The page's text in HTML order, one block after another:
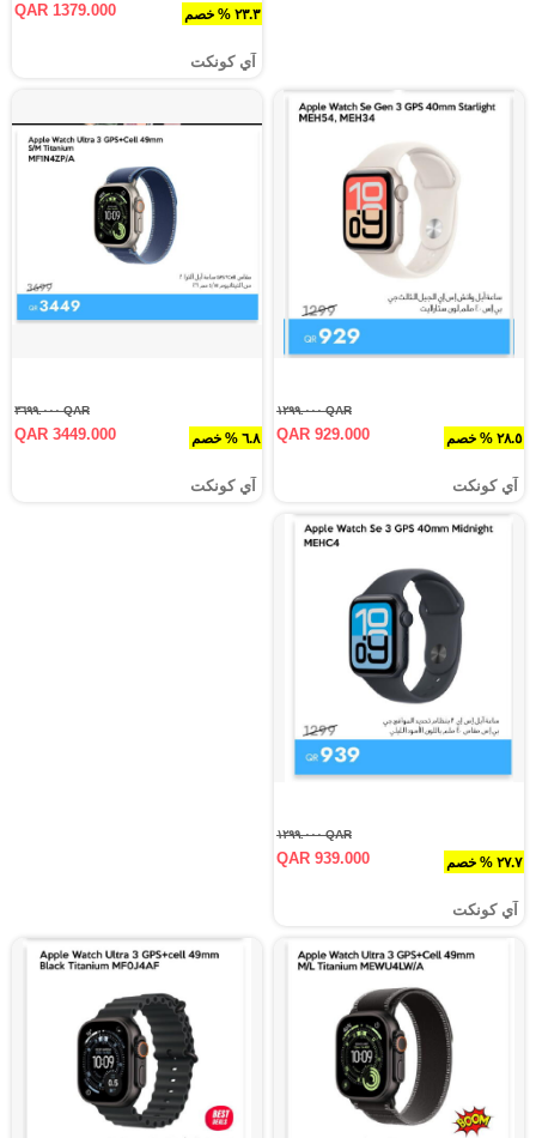
٢٣.٣ % خصم QAR 1379.000
آي كونكت
٢٨.٥ % خصم
QAR ١٢٩٩.٠٠٠
QAR 929.000
آي كونكت
٦.٨ % خصم
QAR ٣٦٩٩.٠٠٠
QAR 3449.000
آي كونكت
٢٧.٧ % خصم
QAR ١٢٩٩.٠٠٠
QAR 939.000
آي كونكت